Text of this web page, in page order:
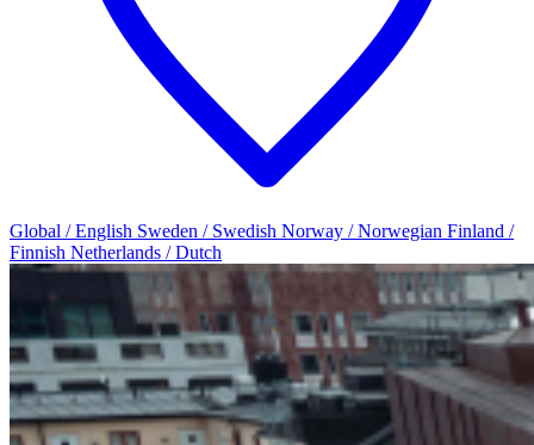
Global / English Sweden / Swedish Norway / Norwegian Finland /
Finnish Netherlands / Dutch